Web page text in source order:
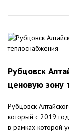
Рубцовск
ценовую зону
Рубцовск
который с 2019
в рамках которой